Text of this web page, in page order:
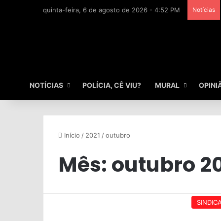
quinta-feira, 6 de agosto de 2026 - 4:52 PM Notícias
NOTÍCIAS POLÍCIA, CÊ VIU? MURAL
Início / 2021 /outubro
Mês: outubro